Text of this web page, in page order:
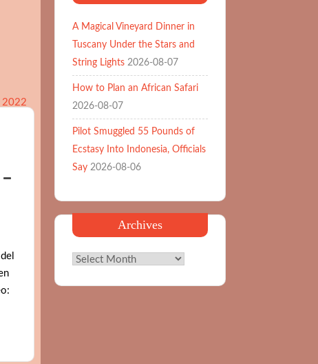
A Magical Vineyard Dinner in
Tuscany Under the Stars and
String Lights 2026-08-07
How to Plan an African Safari
2026-08-07
Pilot Smuggled 55 Pounds of
Ecstasy Into Indonesia, Officials
Say 2026-08-06
Archives
Archives